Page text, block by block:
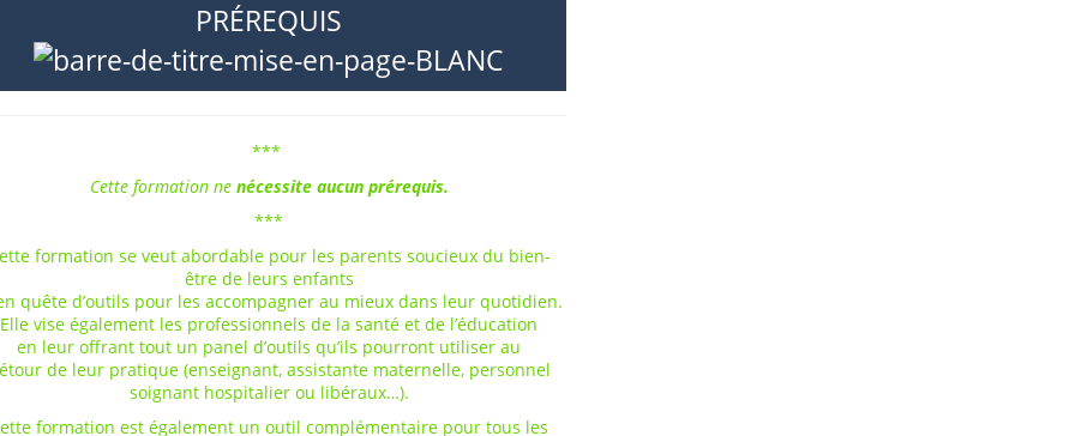
PRÉREQUIS
***
Cette formationne nécessite aucun prérequis.
***
formation se veut abordable pour les parents soucieux du bien-
être de leurs enfants
quête d’outils pour les accompagner au mieux dans leur quotidien.
Elle vise également les professionnels de la santé et de l’éducation
en leur offrant tout un panel d’outils qu’ils pourront utiliser au
de leur pratique (enseignant, assistante maternelle, personnel
soignant hospitalier ou libéraux…).
formation est également un outil complémentaire pour tous les